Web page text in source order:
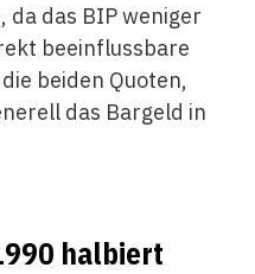
da das BIP weniger
beeinflussbare
beiden Quoten,
das Bargeld in
halbiert